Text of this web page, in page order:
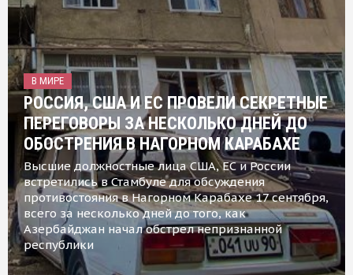
В МИРЕ
РОССИЯ, США И ЕС ПРОВЕЛИ СЕКРЕТНЫЕ
ПЕРЕГОВОРЫ ЗА НЕСКОЛЬКО ДНЕЙ ДО
ОБОСТРЕНИЯ В НАГОРНОМ КАРАБАХЕ
Высшие должностные лица США, ЕС и России
встретились в Стамбуле для обсуждения
противостояния в Нагорном Карабахе 17 сентября,
всего за несколько дней до того, как
Азербайджан начал обстрел непризнанной
республики